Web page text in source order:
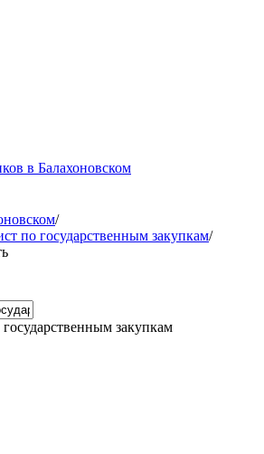
в Балахоновском
/
по государственным закупкам/
закупкам